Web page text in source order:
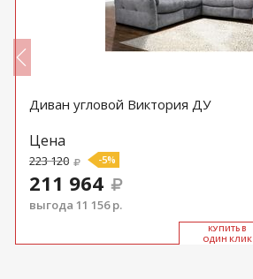
Диван угловой Виктория ДУ
Цена
223 120 -5%
211 964
выгода 11 156 р.
КУ­ПИТЬ В
ОДИН КЛИК